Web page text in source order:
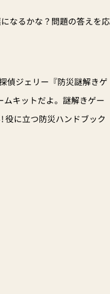
なるかな？問題の答えを応
偵ジェリー『防災謎解きゲ
キットだよ。謎解きゲー
役に立つ防災ハンドブック